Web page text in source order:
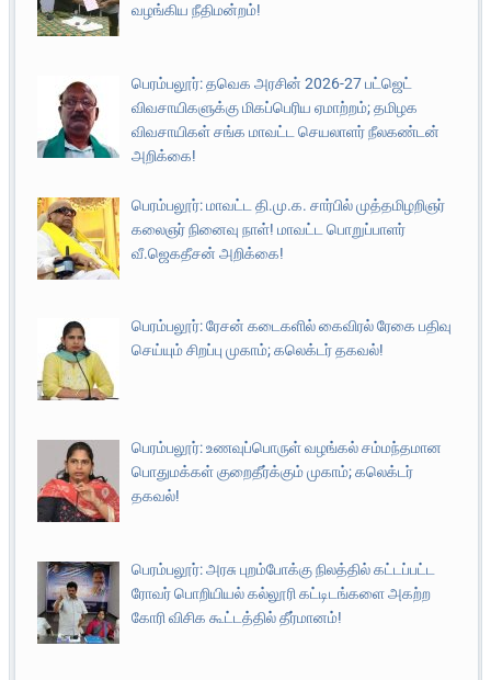
வழங்கிய நீதிமன்றம்!
பெரம்பலூர்: தவெக அரசின் 2026-27 பட்ஜெட்
விவசாயிகளுக்கு மிகப்பெரிய ஏமாற்றம்; தமிழக
விவசாயிகள் சங்க மாவட்ட செயலாளர் நீலகண்டன்
அறிக்கை!
பெரம்பலூர்: மாவட்ட தி.மு.க. சார்பில் முத்தமிழறிஞர்
கலைஞர் நினைவு நாள்! மாவட்ட பொறுப்பாளர்
வீ.ஜெகதீசன் அறிக்கை!
பெரம்பலூர்: ரேசன் கடைகளில் கைவிரல் ரேகை பதிவு
செய்யும் சிறப்பு முகாம்; கலெக்டர் தகவல்!
பெரம்பலூர்: உணவுப்பொருள் வழங்கல் சம்மந்தமான
பொதுமக்கள் குறைதீர்க்கும் முகாம்; கலெக்டர்
தகவல்!
பெரம்பலூர்: அரசு புறம்போக்கு நிலத்தில் கட்டப்பட்ட
ரோவர் பொறியியல் கல்லூரி கட்டிடங்களை அகற்ற
கோரி விசிக கூட்டத்தில் தீர்மானம்!